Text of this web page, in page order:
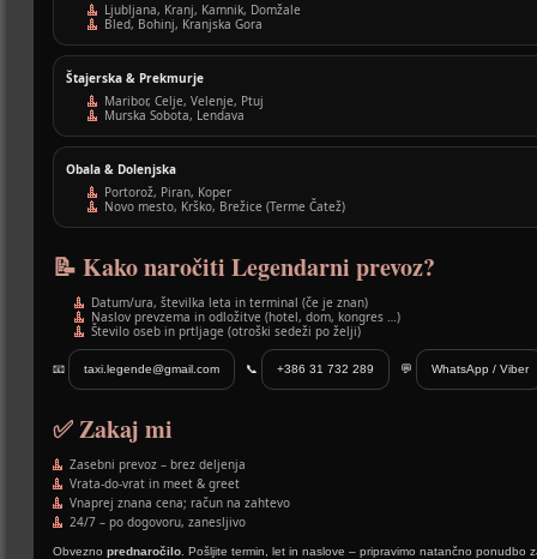
Ljubljana, Kranj, Kamnik, Domžale
Bled, Bohinj, Kranjska Gora
Štajerska & Prekmurje
Maribor, Celje, Velenje, Ptuj
Murska Sobota, Lendava
Obala & Dolenjska
Portorož, Piran, Koper
Novo mesto, Krško, Brežice (Terme Čatež)
📝 Kako naročiti Legendarni prevoz?
Datum/ura, številka leta in terminal (če je znan)
Naslov prevzema in odložitve (hotel, dom, kongres …)
Število oseb in prtljage (otroški sedeži po želji)
📧 taxi.legende@gmail.com 📞 +386 31 732 289 💬 WhatsApp / Viber
✅ Zakaj mi
Zasebni prevoz – brez deljenja
Vrata-do-vrat in meet & greet
Vnaprej znana cena; račun na zahtevo
24/7 – po dogovoru, zanesljivo
Obvezno prednaročilo . Pošljite termin, let in naslove – pripravimo natančno ponudbo